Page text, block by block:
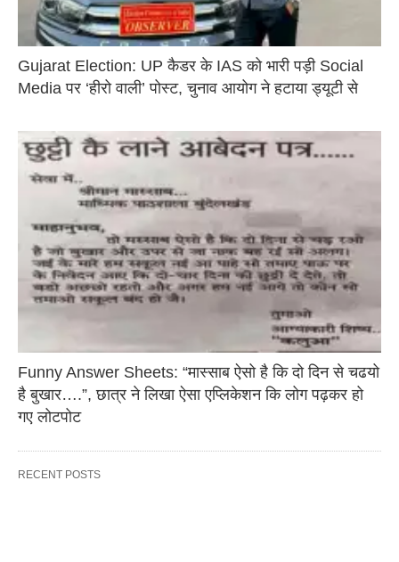
Gujarat Election: UP कैडर के IAS को भारी पड़ी Social
Media पर ‘हीरो वाली’ पोस्ट, चुनाव आयोग ने हटाया ड्यूटी से
Funny Answer Sheets: “मास्साब ऐसो है कि दो दिन से चढयो
है बुखार….”, छात्र ने लिखा ऐसा एप्लिकेशन कि लोग पढ़कर हो
गए लोटपोट
RECENT POSTS